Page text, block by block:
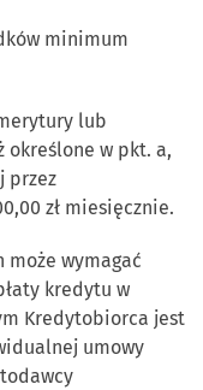
minimum
lub
określone w pkt. a,
przez
zł miesięcznie.
wymagać
kredytu w
Kredytobiorca jest
umowy